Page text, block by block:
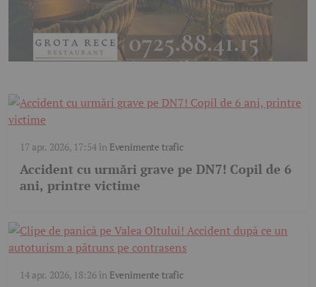
17 apr. 2026, 17:54în Evenimente trafic
Accident cu urmări grave pe DN7! Copil de 6
ani, printre victime
14 apr. 2026, 18:26în Evenimente trafic